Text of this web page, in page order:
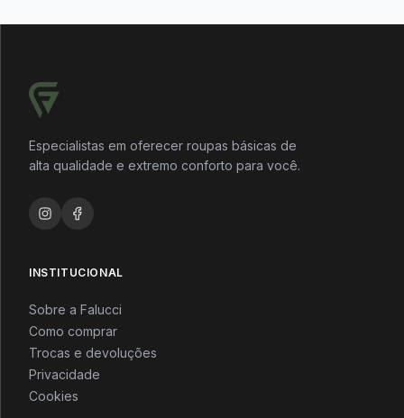
Especialistas em oferecer roupas básicas de
alta qualidade e extremo conforto para você.
INSTITUCIONAL
Sobre a Falucci
Como comprar
Trocas e devoluções
Privacidade
Cookies